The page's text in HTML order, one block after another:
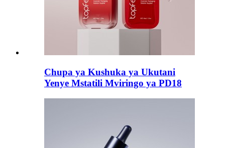
Chupa ya Kushuka ya Ukutani
Yenye Mstatili Mviringo ya PD18